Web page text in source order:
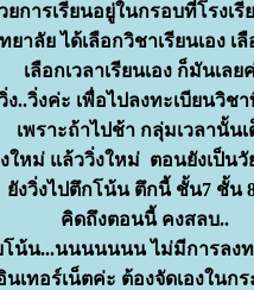
ยการเรียนอยู่ในกรอบที่โรงเ
าลัย ได้เลือกวิชาเรียนเอง เ
เลือกเวลาเรียนเอง ก็มันเลย
..วิ่งค่ะ เพื่อไปลงทะเบียนวิช
เพราะถ้าไปช้า กลุ่มเวลานั้น
ใหม่ แล้ววิ่งใหม่ ตอนยังเป็น
งวิ่งไปตึกโน้น ตึกนี้ ชั้น7 ชั้น
คิดถึงตอนนี้ คงสลบ..
โน้น...นนนนนนน ไม่มีการลง
นเทอร์เน็ตค่ะ ต้องจัดเองในก